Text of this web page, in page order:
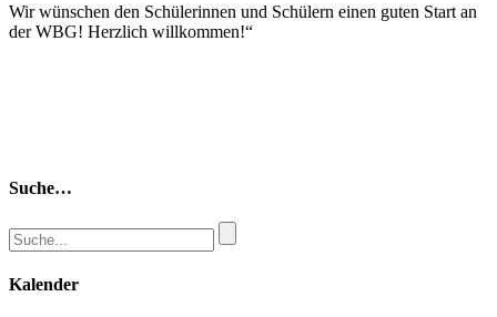
Wir wünschen den Schülerinnen und Schülern einen guten Start an
der WBG! Herzlich willkommen!“
Suche…
Kalender